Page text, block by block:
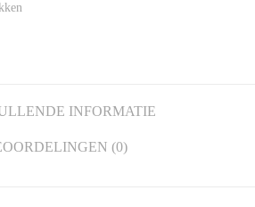
INFORMATIE
(0)